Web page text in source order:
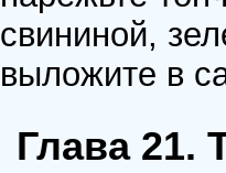
свининой,
выложите в
Глава 21.